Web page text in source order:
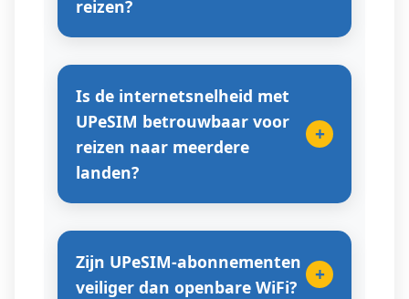
reizen?
Is de internetsnelheid met
UPeSIM betrouwbaar voor
reizen naar meerdere
landen?
+
Zijn UPeSIM-abonnementen
veiliger dan openbare WiFi?
+